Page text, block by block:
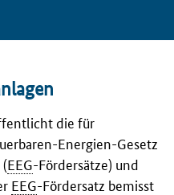
die für
Energien-Gesetz
EEG-Fördersätze) und
EEG-Fördersatz bemisst